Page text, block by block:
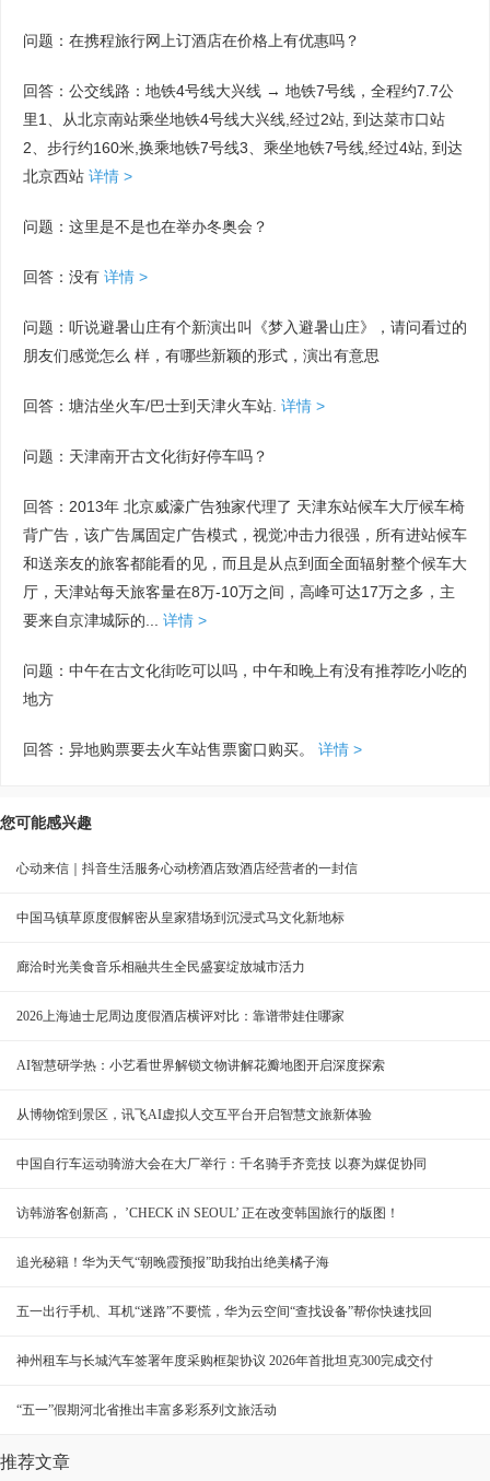
问题：在携程旅行网上订酒店在价格上有优惠吗？
回答：公交线路：地铁4号线大兴线 → 地铁7号线，全程约7.7公
里1、从北京南站乘坐地铁4号线大兴线,经过2站, 到达菜市口站
2、步行约160米,换乘地铁7号线3、乘坐地铁7号线,经过4站, 到达
北京西站 详情 >
问题：这里是不是也在举办冬奥会？
回答：没有 详情 >
问题：听说避暑山庄有个新演出叫《梦入避暑山庄》，请问看过的
朋友们感觉怎么 样，有哪些新颖的形式，演出有意思
回答：塘沽坐火车/巴士到天津火车站. 详情 >
问题：天津南开古文化街好停车吗？
回答：2013年 北京威濠广告独家代理了 天津东站候车大厅候车椅
背广告，该广告属固定广告模式，视觉冲击力很强，所有进站候车
和送亲友的旅客都能看的见，而且是从点到面全面辐射整个候车大
厅，天津站每天旅客量在8万-10万之间，高峰可达17万之多，主
要来自京津城际的...
详情 >
问题：中午在古文化街吃可以吗，中午和晚上有没有推荐吃小吃的
地方
回答：异地购票要去火车站售票窗口购买。 详情 >
您可能感兴趣
心动来信｜抖音生活服务心动榜酒店致酒店经营者的一封信
中国马镇草原度假解密从皇家猎场到沉浸式马文化新地标
廊洽时光美食音乐相融共生全民盛宴绽放城市活力
2026上海迪士尼周边度假酒店横评对比：靠谱带娃住哪家
AI智慧研学热：小艺看世界解锁文物讲解花瓣地图开启深度探索
从博物馆到景区，讯飞AI虚拟人交互平台开启智慧文旅新体验
中国自行车运动骑游大会在大厂举行：千名骑手齐竞技 以赛为媒促协同
访韩游客创新高， ’CHECK iN SEOUL’ 正在改变韩国旅行的版图！
追光秘籍！华为天气“朝晚霞预报”助我拍出绝美橘子海
五一出行手机、耳机“迷路”不要慌，华为云空间“查找设备”帮你快速找回
神州租车与长城汽车签署年度采购框架协议 2026年首批坦克300完成交付
“五一”假期河北省推出丰富多彩系列文旅活动
推荐文章